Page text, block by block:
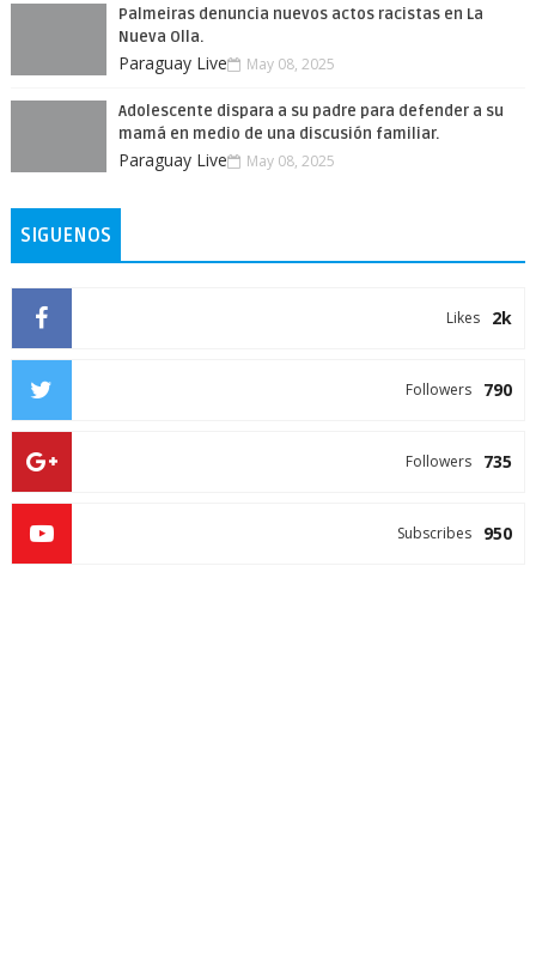
Palmeiras denuncia nuevos actos racistas en La
Nueva Olla.
Paraguay Live May 08, 2025
Adolescente dispara a su padre para defender a su
mamá en medio de una discusión familiar.
Paraguay Live May 08, 2025
SIGUENOS
2k
Likes
790
Followers
735
Followers
950
Subscribes